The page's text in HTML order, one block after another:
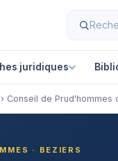
juridiques
› Conseil de Prud'hommes
· BEZIERS